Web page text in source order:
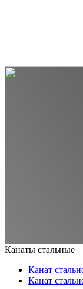
Канаты стальные
Канат
Канат